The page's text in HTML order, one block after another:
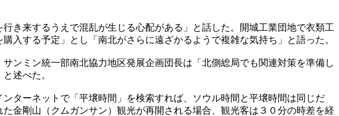
き来するうえで混乱が生じる心配がある」と話した。開城工業団地で衣類工
入する予定」とし「南北がさらに遠ざかるようで複雑な気持ち」と語った。
ンミン統一部南北協力地区発展企画団長は「北側総局でも関連対策を準備し
述べた。
ターネットで「平壌時間」を検索すれば、ソウル時間と平壌時間は同じだ
金剛山（クムガンサン）観光が再開される場合、観光客は３０分の時差を経